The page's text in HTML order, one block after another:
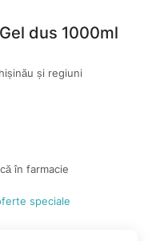
dus 1000ml
și regiuni
în farmacie
speciale